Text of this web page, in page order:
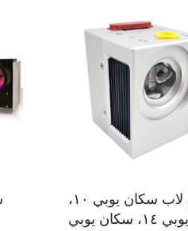
سكاني لاب سكان يوبي ١٠،
سكان يوبي ١٤، سكان يوبي